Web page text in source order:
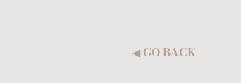
◀︎ GO BACK